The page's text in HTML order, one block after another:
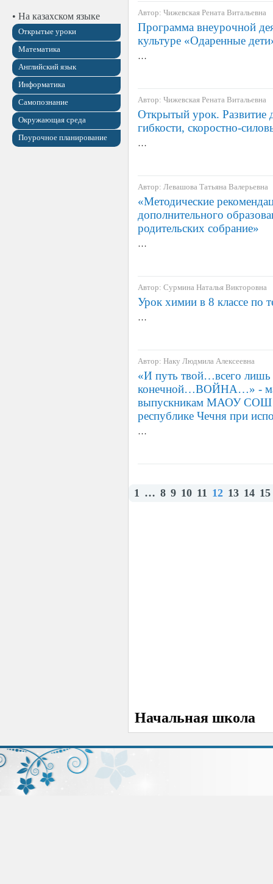
• На казахском языке
Открытые уроки
Математика
Английский язык
Информатика
Самопознание
Окружающая среда
Поурочное планирование
Автор: Чижевская Рената Витальевна
Программа внеурочной
культуре «Одаренные
…
Автор: Чижевская Рената Витальевна
Открытый урок. Развитие
гибкости, скоростно-
…
Автор: Левашова Татьяна Валерьевна
«Методические
дополнительного
родительских собрание»
…
Автор: Сурмина Наталья Викторовна
Урок химии в 8 классе по
…
Автор: Наку Людмила Алексеевна
«И путь твой…всего лишь
конечной…ВОЙНА…» -
выпускникам МАОУ
республике Чечня при
…
1 … 8 9 10 11 12 13 14 15
Начальная школа